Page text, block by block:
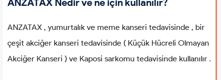
ANZATAX Nedir ve ne için kullanılır?
ANZATAX , yumurtalık ve meme kanseri tedavisinde , bir
çeşit akciğer kanseri tedavisinde ( Küçük Hücreli Olmayan
Akciğer Kanseri ) ve Kaposi sarkomu tedavisinde kullanılır .